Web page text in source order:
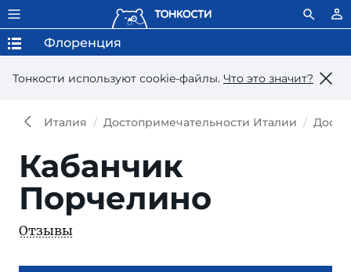
Тонкости используют сookie-файлы. Что это значит?
Флоренция
Италия Достопримечательности Италии
Кабанчик
Порчелино
Отзывы